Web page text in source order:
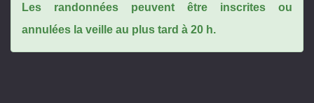
Les randonnées peuvent être inscrites ou
annulées la veille au plus tard à 20 h.